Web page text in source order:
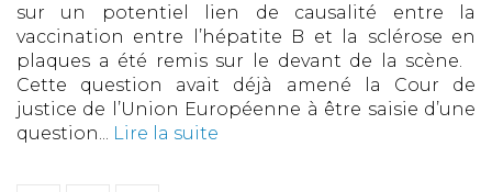
sur un potentiel lien de causalité entre la
vaccination entre l’hépatite B et la sclérose en
plaques a été remis sur le devant de la scène.
Cette question avait déjà amené la Cour de
justice de l’Union Européenne à être saisie d’une
question...
Lire la suite